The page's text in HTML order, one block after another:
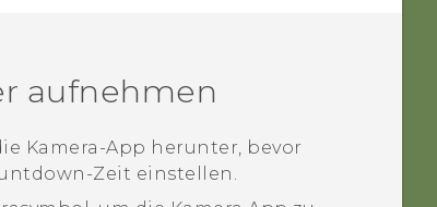
aufnehmen
Kamera -App herunter, bevor
Zeit einstellen.